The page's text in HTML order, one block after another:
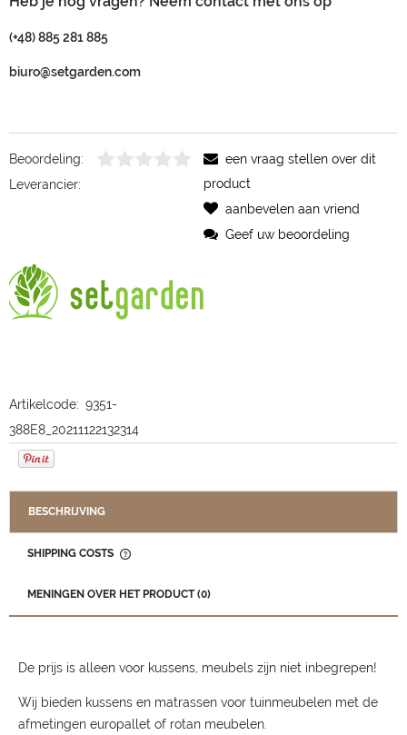
(+48) 885 281 885
biuro@setgarden.com
Beoordeling:
Leverancier:
Artikelcode: 9351-
388E8_20211122132314
een vraag stellen over dit
product
aanbevelen aan vriend
Geef uw beoordeling
BESCHRIJVING
SHIPPING COSTS
MENINGEN OVER HET PRODUCT (0)
De prijs is alleen voor kussens, meubels zijn niet inbegrepen!
Wij bieden kussens en matrassen voor tuinmeubelen met de
afmetingen europallet of rotan meubelen.